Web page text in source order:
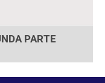
PARTE